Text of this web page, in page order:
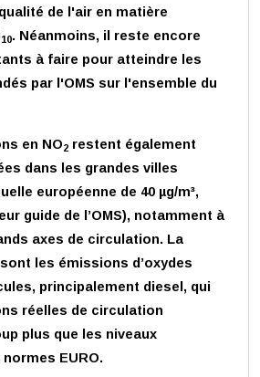
de l'air en matière
10. Néanmoins, il reste encore
à faire pour atteindre les
par l'OMS sur l'ensemble du
en NO2 restent également
dans les grandes villes
européenne de 40 µg/m³,
guide de l’OMS), notamment à
axes de circulation. La
les émissions d’oxydes
principalement diesel, qui
réelles de circulation
plus que les niveaux
EURO.